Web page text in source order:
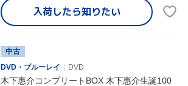
入荷したら知りたい
中古
DVD・ブルーレイ
DVD
木下惠介コンプリートBOX 木下惠介生誕100